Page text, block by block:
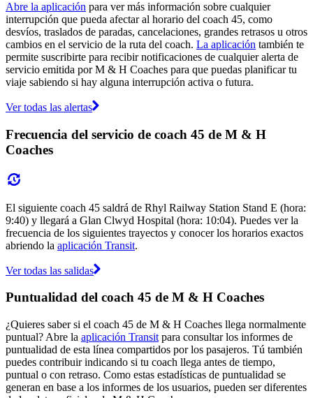
Abre la aplicación para ver más información sobre cualquier
interrupción que pueda afectar al horario del coach 45, como
desvíos, traslados de paradas, cancelaciones, grandes retrasos u otros
cambios en el servicio de la ruta del coach. La aplicación también te
permite suscribirte para recibir notificaciones de cualquier alerta de
servicio emitida por M & H Coaches para que puedas planificar tu
viaje sabiendo si hay alguna interrupción activa o futura.
Ver todas las alertas
Frecuencia del servicio de coach 45 de M & H
Coaches
El siguiente coach 45 saldrá de Rhyl Railway Station Stand E (hora:
9:40) y llegará a Glan Clwyd Hospital (hora: 10:04). Puedes ver la
frecuencia de los siguientes trayectos y conocer los horarios exactos
abriendo la aplicación Transit.
Ver todas las salidas
Puntualidad del coach 45 de M & H Coaches
¿Quieres saber si el coach 45 de M & H Coaches llega normalmente
puntual? Abre la aplicación Transit para consultar los informes de
puntualidad de esta línea compartidos por los pasajeros. Tú también
puedes contribuir indicando si tu coach llega antes de tiempo,
puntual o con retraso. Como estas estadísticas de puntualidad se
generan en base a los informes de los usuarios, pueden ser diferentes